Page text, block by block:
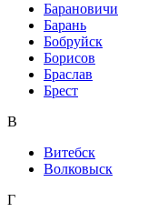
Барановичи
Барань
Бобруйск
Борисов
Браслав
Брест
В
Витебск
Волковыск
Г